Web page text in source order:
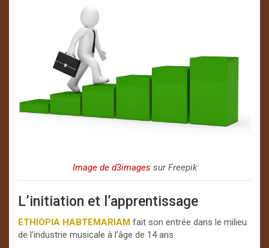
Image de d3images sur Freepik
L’initiation et l’apprentissage
ETHIOPIA HABTEMARIAM fait son entrée dans le milieu
de l’industrie musicale à l’âge de 14 ans.